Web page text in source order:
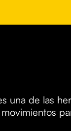
una de las